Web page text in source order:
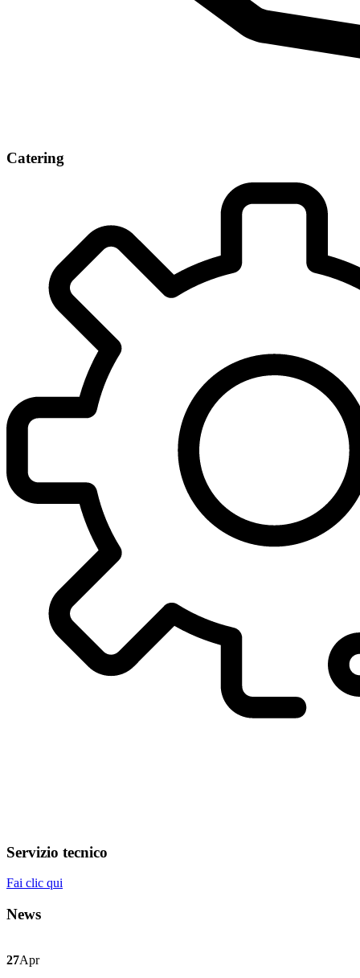
Catering
Servizio tecnico
Fai clic qui
News
27Apr